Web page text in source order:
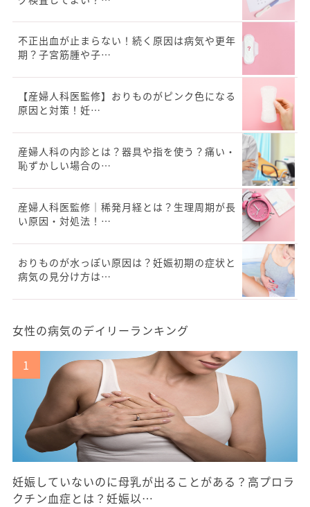
不正出血が止まらない！続く原因は病気や更年
期？子宮筋腫や子…
【産婦人科医監修】おりものがピンク色になる
原因と対策！妊…
産婦人科の内診とは？器具や指を使う？痛い・
恥ずかしい場合の…
産婦人科医監修｜稀発月経とは？生理周期が長
い原因・対処法！…
おりものが水っぽい原因は？妊娠初期の症状と
病気の見分け方は…
女性の病気のデイリーランキング
妊娠していないのに母乳が出ることがある？高プロラ
クチン血症とは？妊娠以…